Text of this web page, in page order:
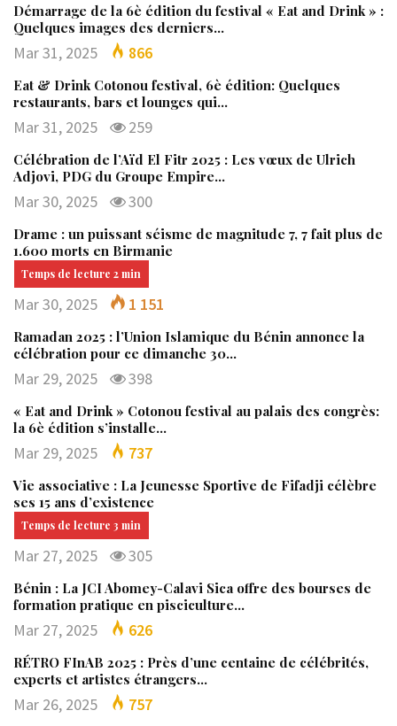
Démarrage de la 6è édition du festival « Eat and Drink » :
Quelques images des derniers…
Mar 31, 2025 866
Eat & Drink Cotonou festival, 6è édition: Quelques
restaurants, bars et lounges qui…
Mar 31, 2025 259
Célébration de l’Aïd El Fitr 2025 : Les vœux de Ulrich
Adjovi, PDG du Groupe Empire…
Mar 30, 2025 300
Drame : un puissant séisme de magnitude 7, 7 fait plus de
1.600 morts en Birmanie
Mar 30, 2025 1 151
Ramadan 2025 : l’Union Islamique du Bénin annonce la
célébration pour ce dimanche 30…
Mar 29, 2025 398
« Eat and Drink » Cotonou festival au palais des congrès:
la 6è édition s’installe…
Mar 29, 2025 737
Vie associative : La Jeunesse Sportive de Fifadji célèbre
ses 15 ans d’existence
Mar 27, 2025 305
Bénin : La JCI Abomey-Calavi Sica offre des bourses de
formation pratique en pisciculture…
Mar 27, 2025 626
RÉTRO FInAB 2025 : Près d’une centaine de célébrités,
experts et artistes étrangers…
Mar 26, 2025 757